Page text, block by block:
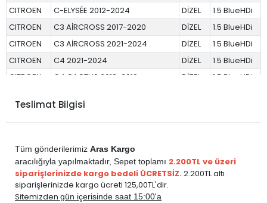
CITROEN
C-ELYSÉE 2012-2024 DİZEL
1.5 BlueHDi
CITROEN
C3 AİRCROSS 2017-2020 DİZEL
1.5 BlueHDi
CITROEN
C3 AİRCROSS 2021-2024 DİZEL
1.5 BlueHDi
CITROEN
C4 2021-2024 DİZEL
1.5 BlueHDi
CITROEN
C4 CACTUS 2018-2019 DİZEL
1.5 BlueHDi
CITROEN
C5 AİRCROSS 2019-2024
DS
DS 3 CROSSBACK 2019-2020
DS
DS 4 2022-2024 DİZEL
1.5 BlueHDi
DS
DS 7 CROSSBACK 2018-2022 DİZEL
1.5 BlueHDi
DS
DS 7 CROSSBACK 2022-2024
Teslimat Bilgisi
Tüm gönderilerimiz Aras Kargo
aracılığıyla yapılmaktadır, Sepet toplamı 2.200TL ve üzeri
siparişlerinizde kargo bedeli ÜCRETSİZ.2.200TL altı
siparişlerinizde kargo ücreti 125,00TL'dir.
Sitemizden gün içerisinde saat 15:00'a